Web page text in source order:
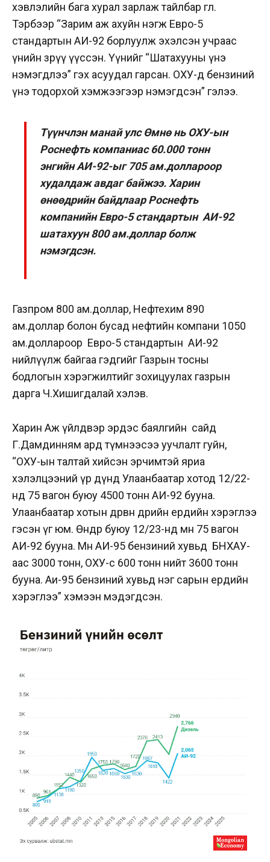
хэвлэлийн бага хурал зарлаж тайлбар өглөө.
Тэрбээр “Зарим аж ахуйн нэгж Евро-5
стандартын АИ-92 борлуулж эхэлсэн учраас
үнийн зөрүү үүссэн. Үүнийг “Шатахууны үнэ
нэмэгдлээ” гэх асуудал гарсан. ОХУ-д бензиний
үнэ тодорхой хэмжээгээр нэмэгдсэн” гэлээ.
Түүнчлэн манай улс Өмнө нь ОХУ-ын
Роснефть компаниас 60.000 тонн
энгийн АИ-92-ыг 705 ам.доллароор
худалдаж авдаг байжээ. Харин
өнөөдрийн байдлаар Роснефть
компанийн Евро-5 стандартын АИ-92
шатахуун 800 ам.доллар болж
нэмэгдсэн.
Газпром 800 ам.доллар, Нефтехим 890
ам.доллар болон бусад нефтийн компани 1050
ам.доллароор Евро-5 стандартын АИ-92
нийлүүлж байгаа гэдгийг Газрын тосны
бодлогын хэрэгжилтийг зохицуулах газрын
дарга Ч.Хишигдалай хэлэв.
Харин Аж үйлдвэр эрдэс баялгийн сайд
Г.Дамдинням ард түмнээсээ уучлалт гуйн,
“ОХУ-ын талтай хийсэн эрчимтэй яриа
хэлэлцээний үр дүнд Улаанбаатар хотод 12/22-
нд 75 вагон буюу 4500 тонн АИ-92 бууна.
Улаанбаатар хотын дөрвөн өдрийн ердийн хэрэглээ
гэсэн үг юм. Өнөөдөр буюу 12/23-нд мөн 75 вагон
АИ-92 бууна. Мөн АИ-95 бензиний хувьд БНХАУ-
аас 3000 тонн, ОХУ-с 600 тонн нийт 3600 тонн
бууна. Аи-95 бензиний хувьд нэг сарын ердийн
хэрэглээ” хэмээн мэдэгдсэн.